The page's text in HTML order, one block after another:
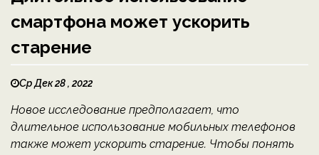
смартфона может ускорить
старение
Ср Дек 28 , 2022
Новое исследование предполагает, что
длительное использование мобильных телефонов
также может ускорить старение. Чтобы понять